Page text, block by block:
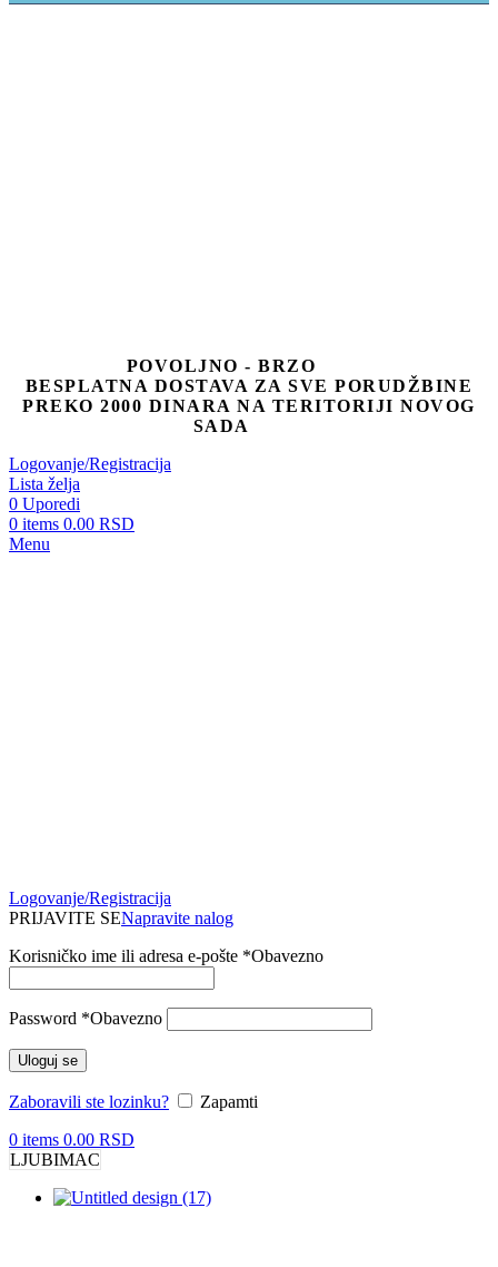
POVOLJNO - BRZO
BESPLATNA DOSTAVA ZA SVE PORUDŽBINE
PREKO 2000 DINARA NA TERITORIJI NOVOG
SADA
Logovanje/Registracija
Lista želja
0 Uporedi
0 items 0.00 RSD
Menu
Logovanje/Registracija
PRIJAVITE SENapravite nalog
Korisničko ime ili adresa e-pošte *Obavezno
Password *Obavezno
Uloguj se
Zaboravili ste lozinku?
Zapamti
0 items 0.00 RSD
LJUBIMAC